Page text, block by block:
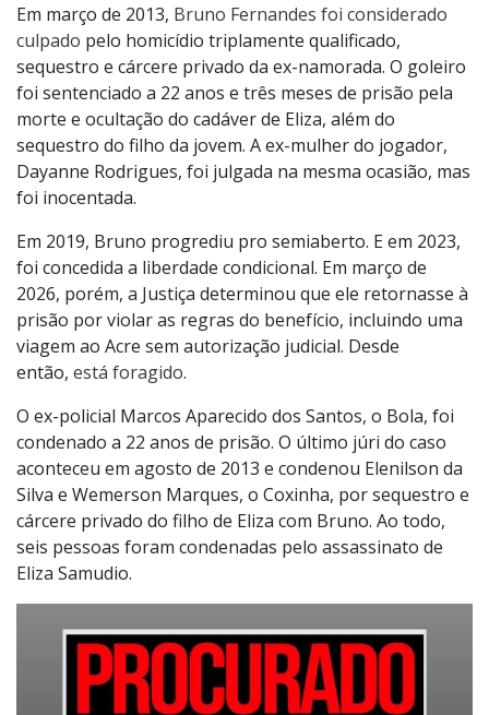
Em março de 2013, Bruno Fernandes foi considerado
culpado pelo homicídio triplamente qualificado,
sequestro e cárcere privado da ex-namorada. O goleiro
foi sentenciado a 22 anos e três meses de prisão pela
morte e ocultação do cadáver de Eliza, além do
sequestro do filho da jovem. A ex-mulher do jogador,
Dayanne Rodrigues, foi julgada na mesma ocasião, mas
foi inocentada.
Em 2019, Bruno progrediu pro semiaberto. E em 2023,
foi concedida a liberdade condicional. Em março de
2026, porém, a Justiça determinou que ele retornasse à
prisão por violar as regras do benefício, incluindo uma
viagem ao Acre sem autorização judicial. Desde
então, está foragido.
O ex-policial Marcos Aparecido dos Santos, o Bola, foi
condenado a 22 anos de prisão. O último júri do caso
aconteceu em agosto de 2013 e condenou Elenilson da
Silva e Wemerson Marques, o Coxinha, por sequestro e
cárcere privado do filho de Eliza com Bruno. Ao todo,
seis pessoas foram condenadas pelo assassinato de
Eliza Samudio.